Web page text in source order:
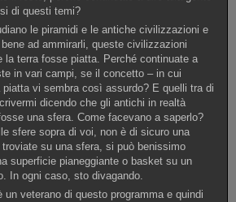
di questi temi?
le piramidi e le antiche civilizzazioni e
ad ammirarli, queste civilizzazioni
la terra fosse piatta. Perché continuate a
in vari campi, se il concetto – in cui
piatta vi sembra così assurdo? E quelli tra di
dicendo che gli antichi in realtà
una sfera. Come facevano a saperlo?
sfere sopra di voi, non è di sicuro una
su una sfera, si può benissimo
superficie pianeggiante o basket su un
In ogni caso, sto divagando.
un veterano di questo programma e quindi